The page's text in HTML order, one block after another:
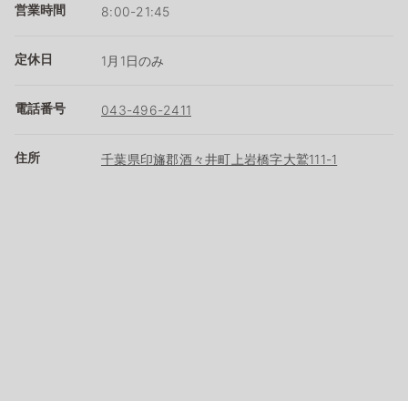
営業時間 8:00-21:45
定休日 1月1日のみ
電話番号 043-496-2411
住所 千葉県印旛郡酒々井町上岩橋字大鷲111-1